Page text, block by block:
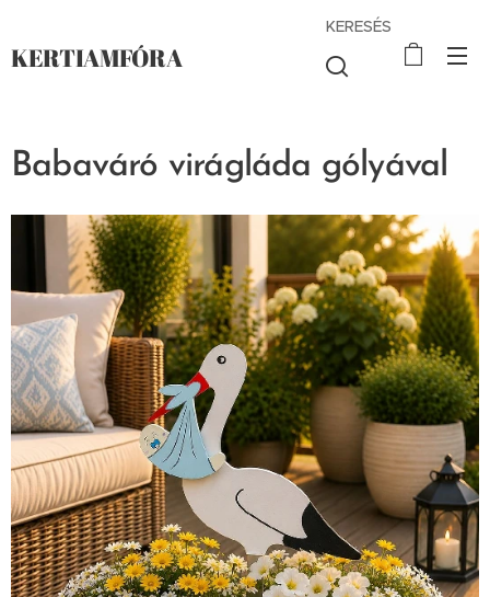
KERTIAMFÓRA
KERESÉS
Babaváró virágláda gólyával